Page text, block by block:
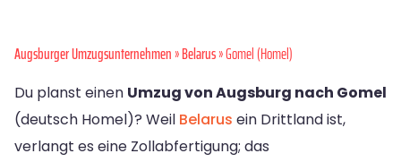
Augsburger Umzugsunternehmen»Belarus» Gomel (Homel)
Du planst einen Umzug von Augsburg nach Gomel
(deutsch Homel)? Weil Belarus ein Drittland ist,
verlangt es eine Zollabfertigung; das